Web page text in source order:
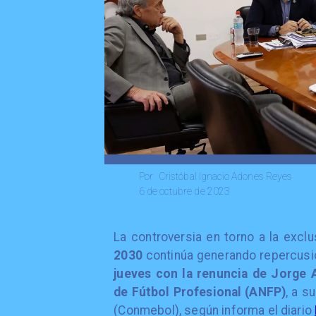
Cristóbal Ignacio Adones Reyes
Por
6 de octubre de 2023
​La controversia en torno a la
2030 continúa generando
jueves con la renuncia de Jorge
de Fútbol Profesional (ANFP), a
(Conmebol), según informa el diario